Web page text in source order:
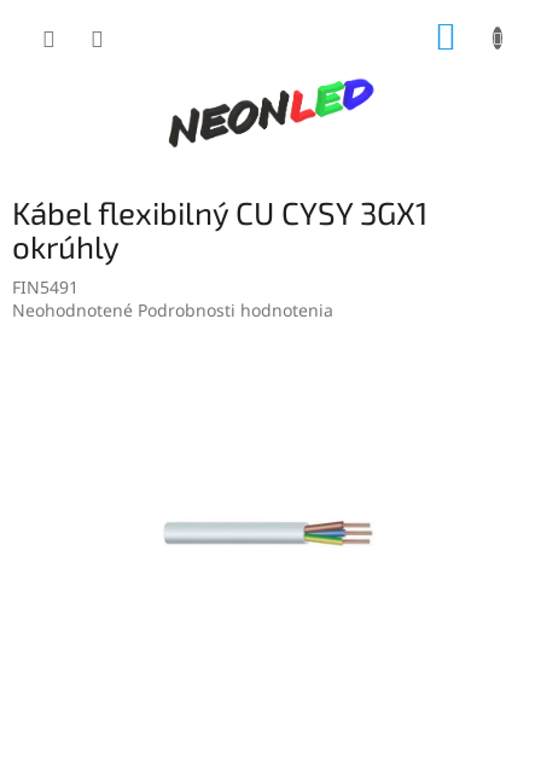
Kábel flexibilný CU CYSY 3GX1
okrúhly
FIN5491
Priemerné
Neohodnotené Podrobnosti hodnotenia